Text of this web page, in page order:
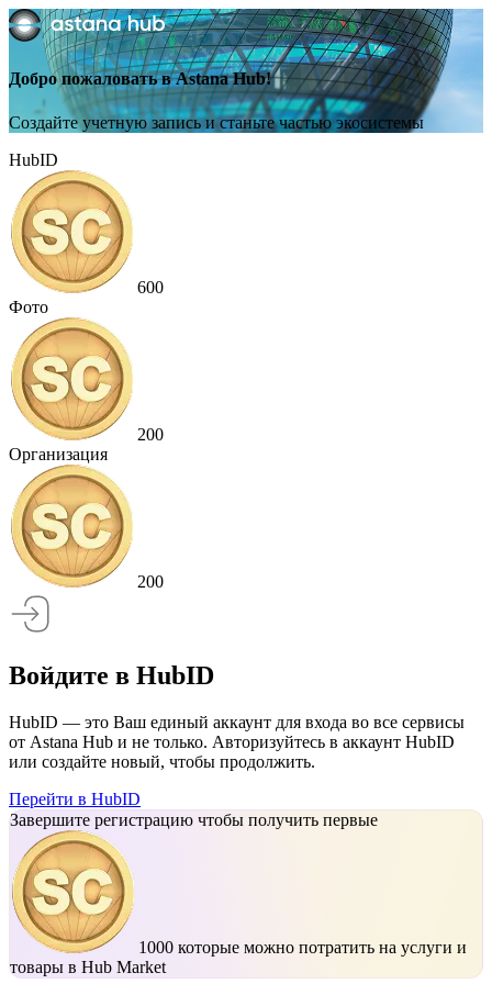
Добро пожаловать в Astana Hub!
Создайте учетную запись и станьте частью экосистемы
HubID
600
Фото
200
Организация
200
Войдите в HubID
HubID — это Ваш единый аккаунт для входа во все сервисы
от Astana Hub и не только. Авторизуйтесь в аккаунт HubID
или создайте новый, чтобы продолжить.
Перейти в HubID
Завершите регистрацию чтобы получить первые
1000 которые можно потратить на услуги и
товары в Hub Market